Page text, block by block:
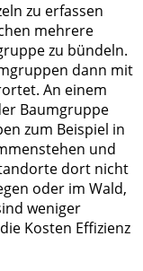
zu erfassen
mehrere
zu bündeln.
dann mit
An einem
Baumgruppe
zum Beispiel in
und
dort nicht
oder im Wald,
weniger
Kosten Effizienz